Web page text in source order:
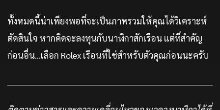
ทั้งหมดนี้น่าเพียงพอที่จะเป็นภาพรวมให้คุณได้วิเคราะห์
ตัดสินใจ หากคิดจะลงทุนกับนาฬิกาสักเรือน แต่ที่สำคัญ
ก่อนอื่น…เลือก Rolex เรือนที่ใช่สำหรับตัวคุณก่อนนะครับ